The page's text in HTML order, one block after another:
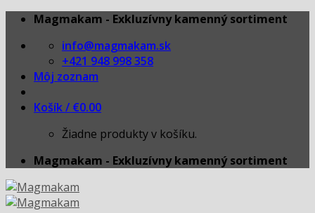
Skip
content
Magmakam - Exkluzívny kamenný sortiment
info@magmakam.sk
+421 948 998 358
Môj zoznam
Košík / €0.00
Žiadne produkty v košíku.
Magmakam - Exkluzívny kamenný sortiment